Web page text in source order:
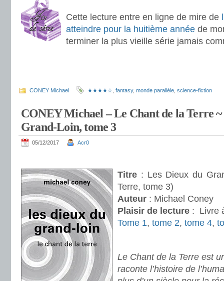
Cette lecture entre en ligne de mire de
atteindre pour la huitième année de
terminer la plus vieille série jamais
CONEY Michael ★★★★☆ fantasy, monde parallèle science-fiction
CONEY Michael – Le Chant de la Terre
Grand-Loin, tome 3
05/12/2017 Acr0
Titre : Les Dieux du
Terre, tome 3)
Auteur : Michael Coney
Plaisir de lecture : Livre
Tome 1, tome 2, tome 4,
Le Chant de la Terre est
raconte l’histoire de